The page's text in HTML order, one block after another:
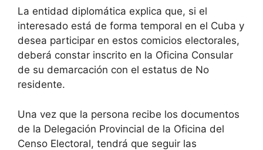
La entidad diplomática explica que, si el
interesado está de forma temporal en el Cuba y
desea participar en estos comicios electorales,
deberá constar inscrito en la Oficina Consular
de su demarcación con el estatus de No
residente.
Una vez que la persona recibe los documentos
de la Delegación Provincial de la Oficina del
Censo Electoral, tendrá que seguir las